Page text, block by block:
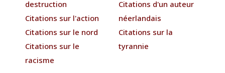
destruction
Citations sur l'action
Citations sur le nord
Citations sur le
racisme
Citations d'un auteur
néerlandais
Citations sur la
tyrannie